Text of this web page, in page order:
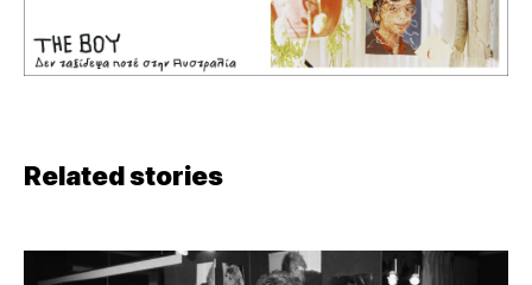
Related stories